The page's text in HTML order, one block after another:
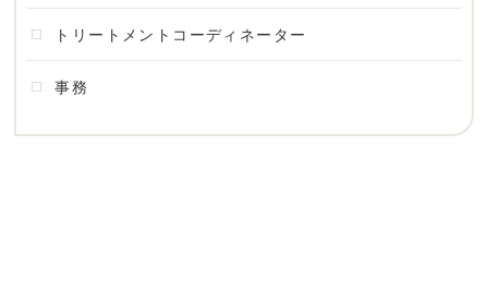
トリートメントコーディネーター
事務